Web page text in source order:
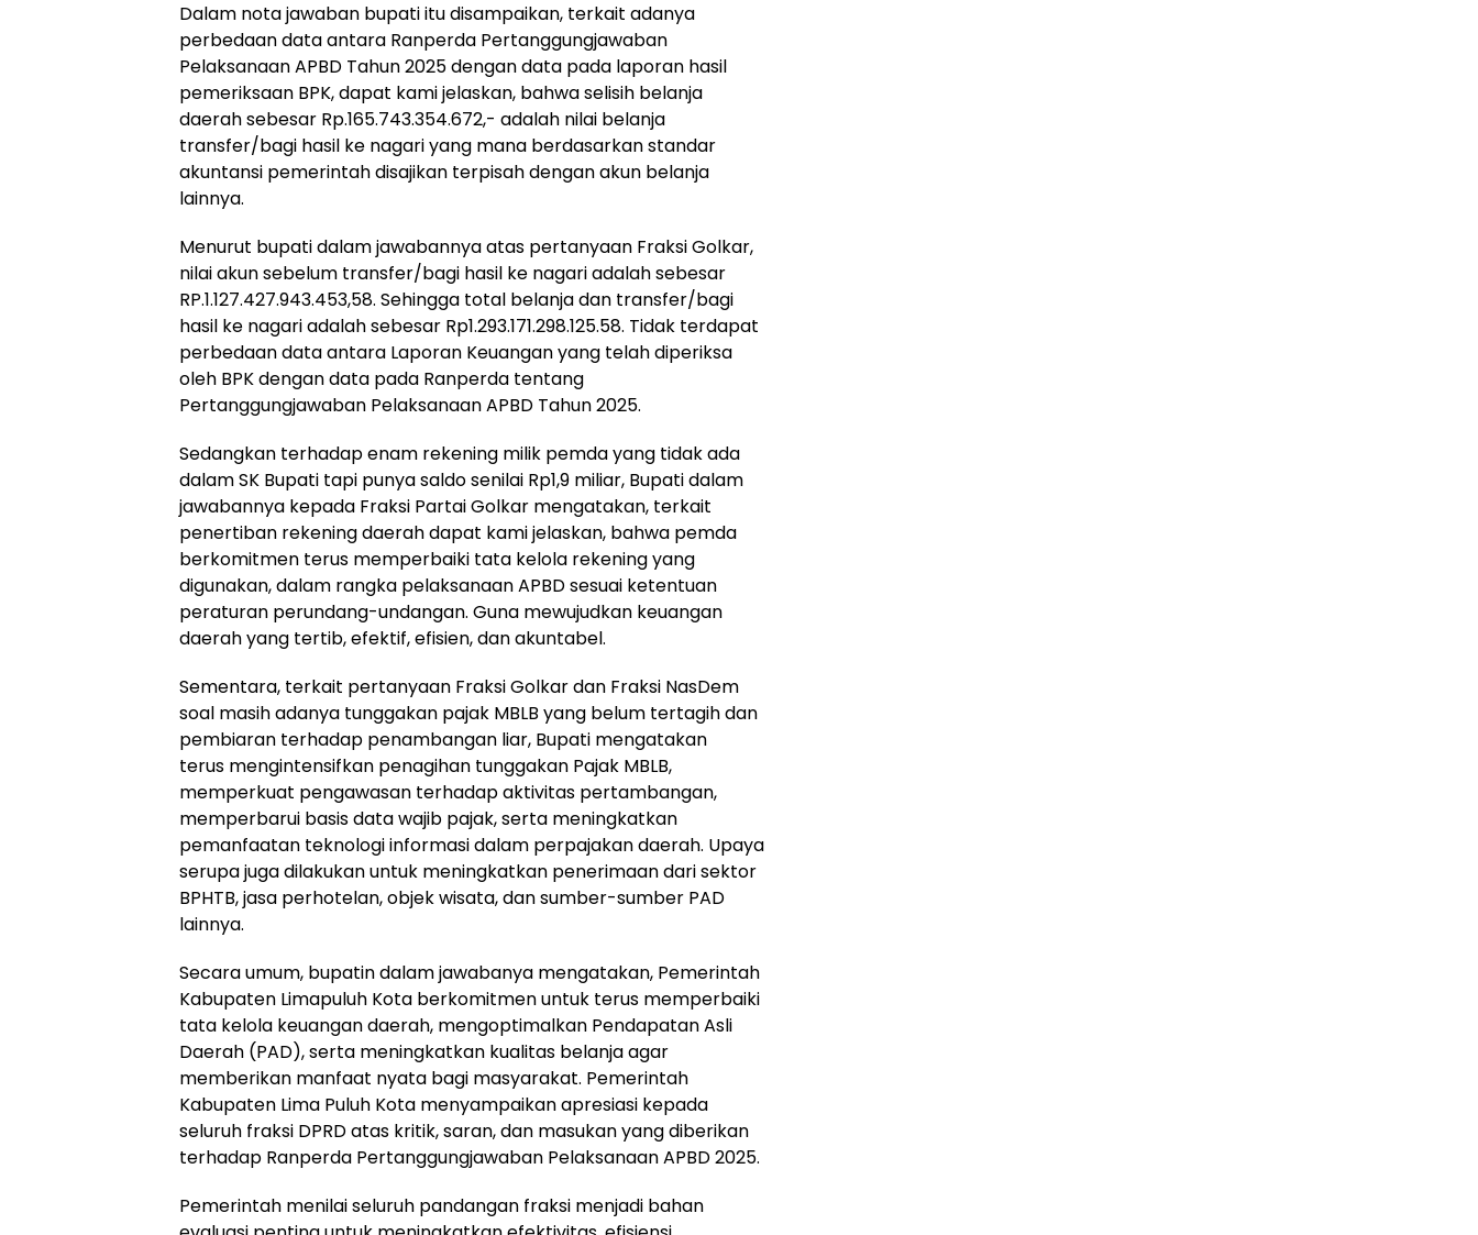
Dalam nota jawaban bupati itu disampaikan, terkait adanya
perbedaan data antara Ranperda Pertanggungjawaban
Pelaksanaan APBD Tahun 2025 dengan data pada laporan hasil
pemeriksaan BPK, dapat kami jelaskan, bahwa selisih belanja
daerah sebesar Rp.165.743.354.672,- adalah nilai belanja
transfer/bagi hasil ke nagari yang mana berdasarkan standar
akuntansi pemerintah disajikan terpisah dengan akun belanja
lainnya.
Menurut bupati dalam jawabannya atas pertanyaan Fraksi Golkar,
nilai akun sebelum transfer/bagi hasil ke nagari adalah sebesar
RP.1.127.427.943.453,58. Sehingga total belanja dan transfer/bagi
hasil ke nagari adalah sebesar Rp1.293.171.298.125.58. Tidak terdapat
perbedaan data antara Laporan Keuangan yang telah diperiksa
oleh BPK dengan data pada Ranperda tentang
Pertanggungjawaban Pelaksanaan APBD Tahun 2025.
Sedangkan terhadap enam rekening milik pemda yang tidak ada
dalam SK Bupati tapi punya saldo senilai Rp1,9 miliar, Bupati dalam
jawabannya kepada Fraksi Partai Golkar mengatakan, terkait
penertiban rekening daerah dapat kami jelaskan, bahwa pemda
berkomitmen terus memperbaiki tata kelola rekening yang
digunakan, dalam rangka pelaksanaan APBD sesuai ketentuan
peraturan perundang-undangan. Guna mewujudkan keuangan
daerah yang tertib, efektif, efisien, dan akuntabel.
Sementara, terkait pertanyaan Fraksi Golkar dan Fraksi NasDem
soal masih adanya tunggakan pajak MBLB yang belum tertagih dan
pembiaran terhadap penambangan liar, Bupati mengatakan
terus mengintensifkan penagihan tunggakan Pajak MBLB,
memperkuat pengawasan terhadap aktivitas pertambangan,
memperbarui basis data wajib pajak, serta meningkatkan
pemanfaatan teknologi informasi dalam perpajakan daerah. Upaya
serupa juga dilakukan untuk meningkatkan penerimaan dari sektor
BPHTB, jasa perhotelan, objek wisata, dan sumber-sumber PAD
lainnya.
Secara umum, bupatin dalam jawabanya mengatakan, Pemerintah
Kabupaten Limapuluh Kota berkomitmen untuk terus memperbaiki
tata kelola keuangan daerah, mengoptimalkan Pendapatan Asli
Daerah (PAD), serta meningkatkan kualitas belanja agar
memberikan manfaat nyata bagi masyarakat. Pemerintah
Kabupaten Lima Puluh Kota menyampaikan apresiasi kepada
seluruh fraksi DPRD atas kritik, saran, dan masukan yang diberikan
terhadap Ranperda Pertanggungjawaban Pelaksanaan APBD 2025.
Pemerintah menilai seluruh pandangan fraksi menjadi bahan